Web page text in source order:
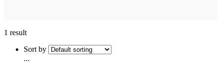
1 result
Sort by
...